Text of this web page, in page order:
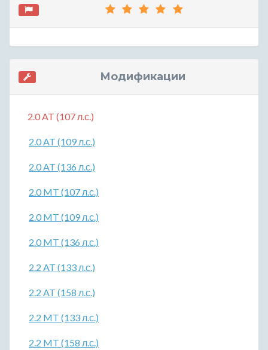
Модификации
2.0 AT (107 л.с.)
2.0 AT (109 л.с.)
2.0 AT (136 л.с.)
2.0 MT (107 л.с.)
2.0 MT (109 л.с.)
2.0 MT (136 л.с.)
2.2 AT (133 л.с.)
2.2 AT (158 л.с.)
2.2 MT (133 л.с.)
2.2 MT (158 л.с.)